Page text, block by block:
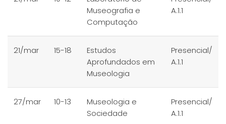
Museografia e
Computação
A.1.1
21/mar 15-18
Estudos
Aprofundados em
Museologia
Presencial/
A.1.1
27/mar 10-13
Museologia e
Sociedade
Presencial/
A.1.1